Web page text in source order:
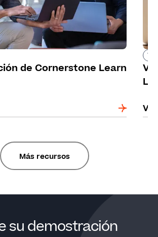
de Cornerstone Learn
Más recursos
su demostración